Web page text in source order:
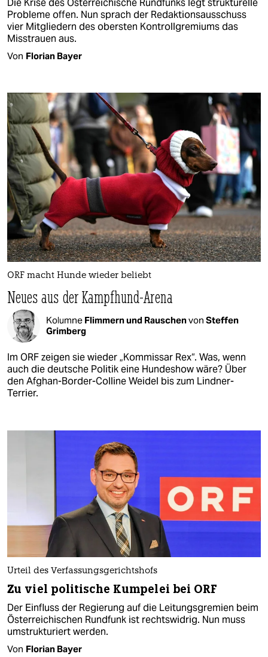
Die Krise des Österreichische Rundfunks legt strukturelle
Probleme offen. Nun sprach der Redaktionsausschuss
vier Mitgliedern des obersten Kontrollgremiums das
Misstrauen aus.
Von Florian Bayer
ORF macht Hunde wieder beliebt
Neues aus der Kampfhund-Arena
Kolumne Flimmern und Rauschenvon Steffen
Grimberg
Im ORF zeigen sie wieder „Kommissar Rex“. Was, wenn
auch die deutsche Politik eine Hundeshow wäre? Über
den Afghan-Border-Colline Weidel bis zum Lindner-
Terrier.
Urteil des Verfassungsgerichtshofs
Zu viel politische Kumpelei bei ORF
Der Einfluss der Regierung auf die Leitungsgremien beim
Österreichischen Rundfunk ist rechtswidrig. Nun muss
umstrukturiert werden.
Von Florian Bayer